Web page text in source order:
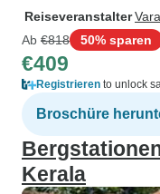
Reiseveranstalter
Ab €818 50% sparen
€409
Registrieren to unlock
Broschüre
Kerala